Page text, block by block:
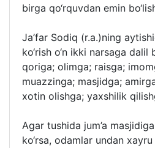
birga qo‘rquvdan emin
Ja’far Sodiq (r.a.)ning
ko‘rish o‘n ikki narsaga dalil
qoriga; olimga; raisga;
muazzinga; masjidga;
xotin olishga; yaxshilik
Agar tushida jum’a
ko‘rsa, odamlar undan